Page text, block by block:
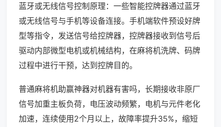
蓝牙或无线信号控制原理：一些智能控牌器通过蓝牙
或无线信号与手机等设备连接。手机端软件预设好牌
型等指令，发送信号给控牌器，控牌器接收到信号后
驱动内部微型电机或机械结构，在麻将机洗牌、码牌
过程中进行干预，达到控牌目的。
普通麻将机助赢神器对机器有害吗，长期接收非原厂
信号加重主板负荷，电压波动频繁，电机与元件老化
加速，连续使用2个月以上，故障率提升35%，缩短